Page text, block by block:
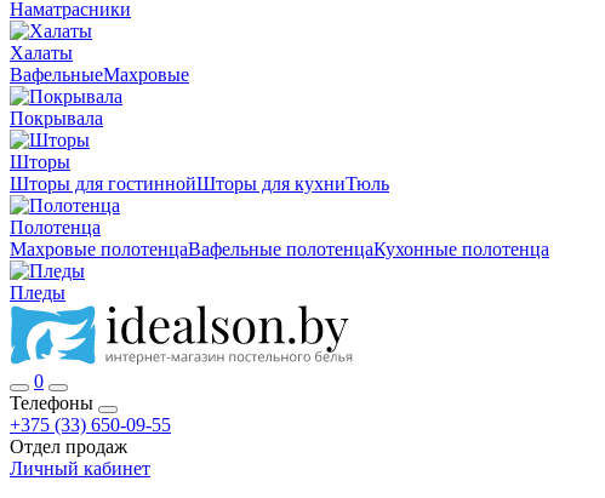
Наматрасники
Халаты
ВафельныеМахровые
Покрывала
Шторы
Шторы для гостиннойШторы для кухниТюль
Полотенца
Махровые полотенцаВафельные полотенцаКухонные полотенца
Пледы
0
Телефоны
+375 (33) 650-09-55
Отдел продаж
Личный кабинет